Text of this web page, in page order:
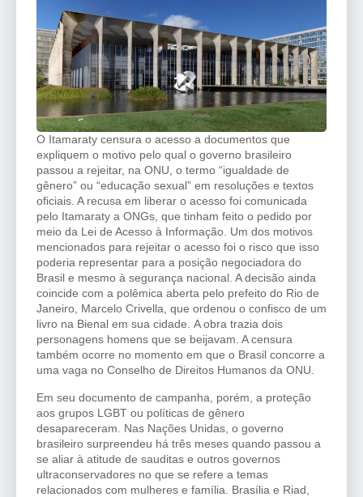
O Itamaraty censura o acesso a documentos que
expliquem o motivo pelo qual o governo brasileiro
passou a rejeitar, na ONU, o termo “igualdade de
gênero” ou “educação sexual” em resoluções e textos
oficiais. A recusa em liberar o acesso foi comunicada
pelo Itamaraty a ONGs, que tinham feito o pedido por
meio da Lei de Acesso à Informação. Um dos motivos
mencionados para rejeitar o acesso foi o risco que isso
poderia representar para a posição negociadora do
Brasil e mesmo à segurança nacional. A decisão ainda
coincide com a polêmica aberta pelo prefeito do Rio de
Janeiro, Marcelo Crivella, que ordenou o confisco de um
livro na Bienal em sua cidade. A obra trazia dois
personagens homens que se beijavam. A censura
também ocorre no momento em que o Brasil concorre a
uma vaga no Conselho de Direitos Humanos da ONU.
Em seu documento de campanha, porém, a proteção
aos grupos LGBT ou políticas de gênero
desapareceram. Nas Nações Unidas, o governo
brasileiro surpreendeu há três meses quando passou a
se aliar à atitude de sauditas e outros governos
ultraconservadores no que se refere a temas
relacionados com mulheres e família. Brasília e Riad,